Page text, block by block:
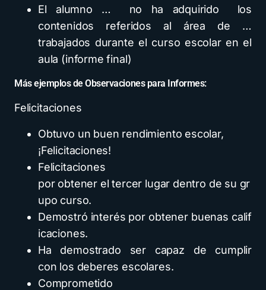
El alumno … no ha adquirido los
contenidos referidos al área de …
trabajados durante el curso escolar en el
aula (informe final)
Más ejemplos de Observaciones para Informes:
Felicitaciones
Obtuvo un buen rendimiento escolar,
¡Felicitaciones!
Felicitaciones
por obtener el tercer lugar dentro de su gr
upo curso.
Demostró interés por obtener buenas calif
icaciones.
Ha demostrado ser capaz de cumplir
con los deberes escolares.
Comprometido